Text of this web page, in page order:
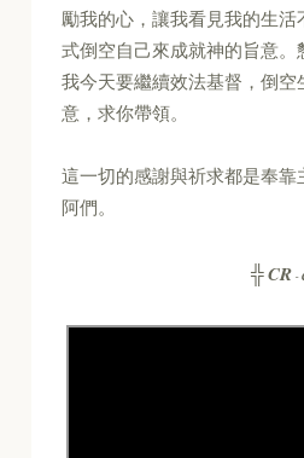
勵我的心，讓我看見我的生活
式倒空自己來成就神的旨意
我今天要繼續效法基督，倒空
意，求你帶領。
這一切的感謝與祈求都是奉靠
阿們。
╬CR -